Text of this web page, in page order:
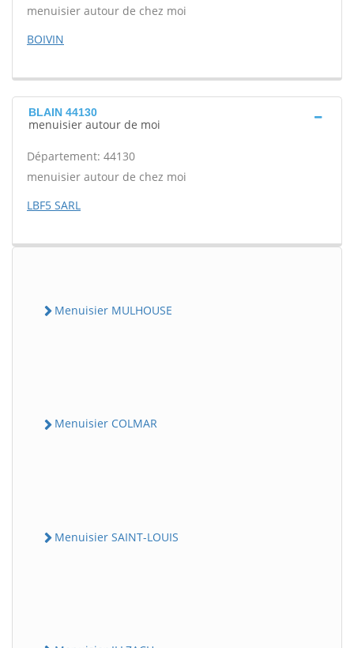
menuisier autour de chez moi
BOIVIN
BLAIN 44130
menuisier autour de moi
Département: 44130
menuisier autour de chez moi
LBF5 SARL
Menuisier MULHOUSE
Menuisier COLMAR
Menuisier SAINT-LOUIS